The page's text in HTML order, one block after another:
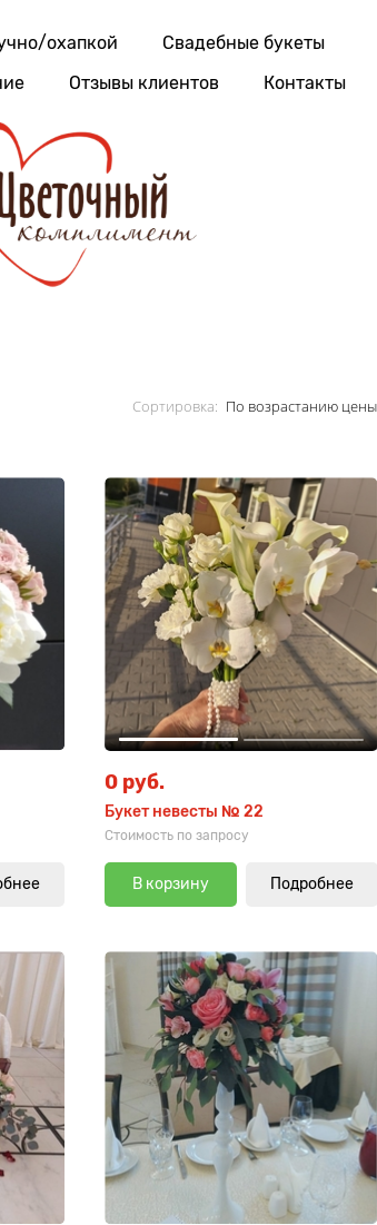
охапкой
Свадебные букеты
Отзывы клиентов Контакты
букеты
Сортировка:
0 руб.
Букет невесты № 22
Стоимость по запросу
В корзину Подробнее